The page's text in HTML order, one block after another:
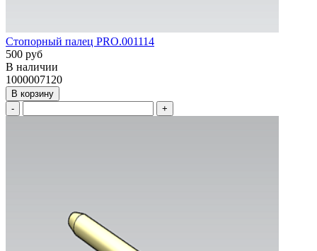
Стопорный палец PRO.001114
500 руб
В наличии
1000007120
В корзину
-
+